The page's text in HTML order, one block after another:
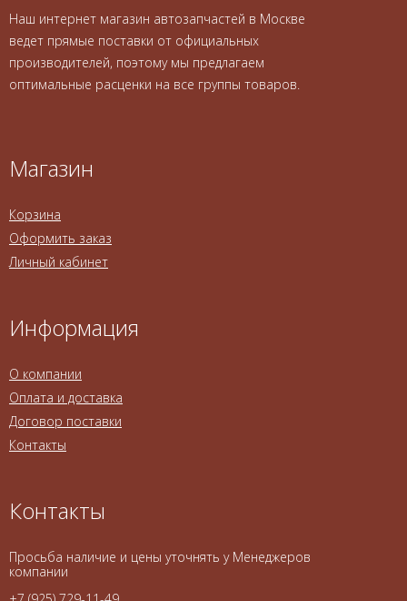
Наш интернет магазин автозапчастей в Москве
ведет прямые поставки от официальных
производителей, поэтому мы предлагаем
оптимальные расценки на все группы товаров.
Магазин
Корзина
Оформить заказ
Личный кабинет
Информация
О компании
Оплата и доставка
Договор поставки
Контакты
Контакты
Просьба наличие и цены уточнять у Менеджеров
компании